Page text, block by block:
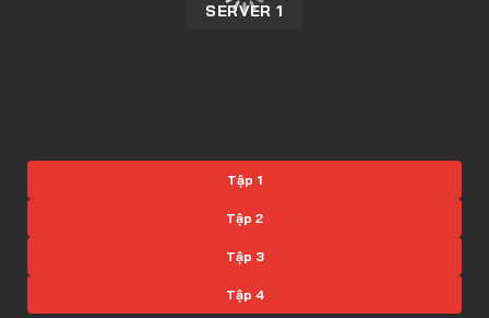
SERVER 1
Tập 1
Tập 2
Tập 3
Tập 4